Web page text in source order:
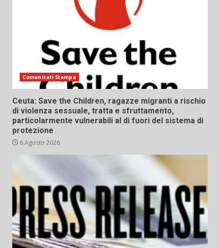
Comunicati Stampa
Ceuta: Save the Children, ragazze migranti a rischio
di violenza sessuale, tratta e sfruttamento,
particolarmente vulnerabili al di fuori del sistema di
protezione
6 Agosto 2026